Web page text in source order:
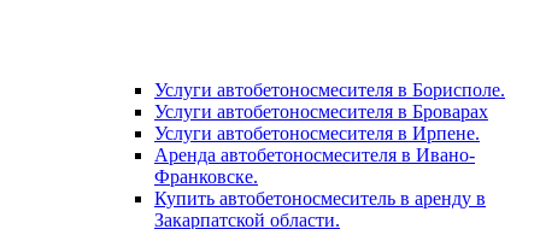
Услуги автобетоносмесителя в Борисполе.
Услуги автобетоносмесителя в Броварах
Услуги автобетоносмесителя в Ирпене.
Аренда автобетоносмесителя в Ивано-
Франковске.
Купить автобетоносмеситель в аренду в
Закарпатской области.